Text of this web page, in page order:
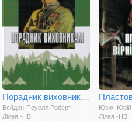
Порадник виховникам
Бейден-Поуелл Роберт
Лілея -НВ
Юзич Юрій
Лілея -НВ